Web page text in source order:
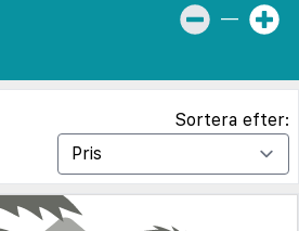
—
Sortera efter: